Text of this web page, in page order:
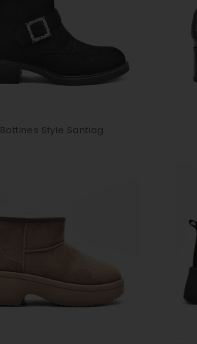
Bottines Style Santiag